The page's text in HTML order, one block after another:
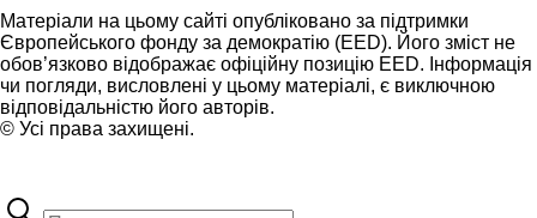
Матеріали на цьому сайті опубліковано за підтримки
Європейського фонду за демократію (EED). Його зміст не
обов’язково відображає офіційну позицію EED. Інформація
чи погляди, висловлені у цьому матеріалі, є виключною
відповідальністю його авторів.
© Усі права захищені.